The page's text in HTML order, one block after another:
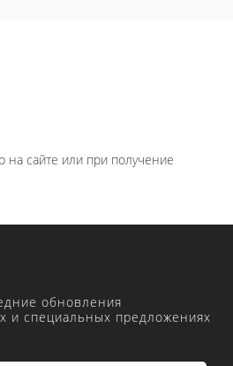
на сайте или при получение
обновления
и специальных предложениях